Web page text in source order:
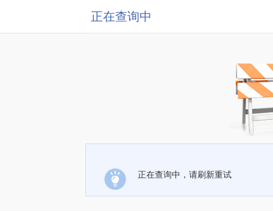
正在查询中
正在查询中，请刷新重试